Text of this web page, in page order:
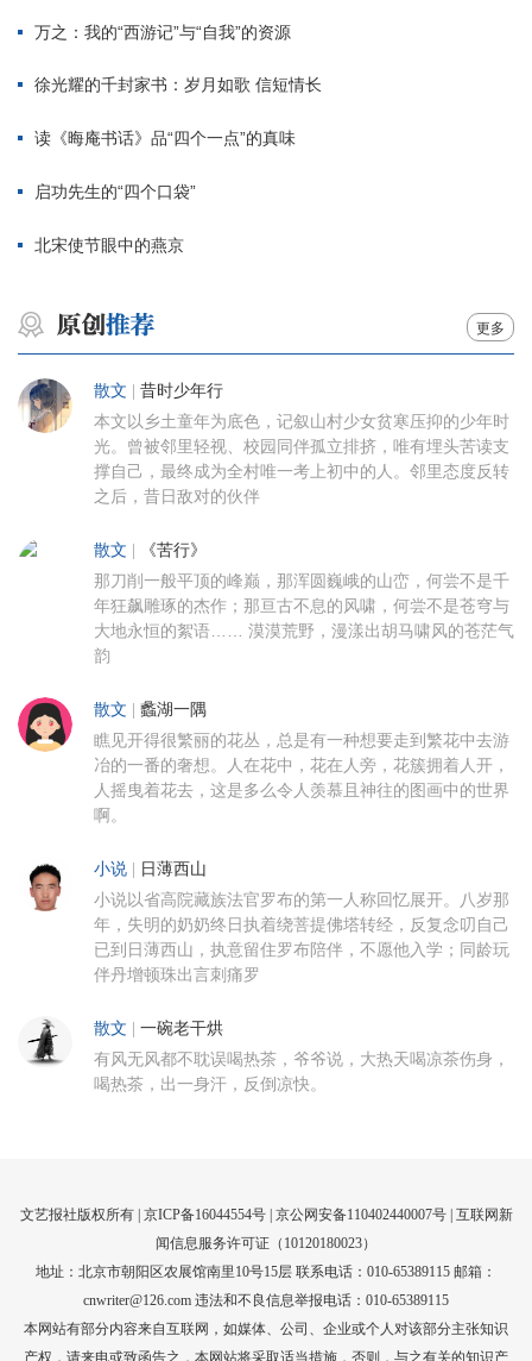
万之：我的“西游记”与“自我”的资源
徐光耀的千封家书：岁月如歌 信短情长
读《晦庵书话》品“四个一点”的真味
启功先生的“四个口袋”
北宋使节眼中的燕京
更多
散文 昔时少年行
本文以乡土童年为底色，记叙山村少女贫寒压抑的少年时
光。曾被邻里轻视、校园同伴孤立排挤，唯有埋头苦读支
撑自己，最终成为全村唯一考上初中的人。邻里态度反转
之后，昔日敌对的伙伴
散文 《苦行》
那刀削一般平顶的峰巅，那浑圆巍峨的山峦，何尝不是千
年狂飙雕琢的杰作；那亘古不息的风啸，何尝不是苍穹与
大地永恒的絮语…… 漠漠荒野，漫漾出胡马啸风的苍茫气
韵
散文 蠡湖一隅
瞧见开得很繁丽的花丛，总是有一种想要走到繁花中去游
冶的一番的奢想。人在花中，花在人旁，花簇拥着人开，
人摇曳着花去，这是多么令人羡慕且神往的图画中的世界
啊。
小说 日薄西山
小说以省高院藏族法官罗布的第一人称回忆展开。八岁那
年，失明的奶奶终日执着绕菩提佛塔转经，反复念叨自己
已到日薄西山，执意留住罗布陪伴，不愿他入学；同龄玩
伴丹增顿珠出言刺痛罗
散文 一碗老干烘
有风无风都不耽误喝热茶，爷爷说，大热天喝凉茶伤身，
喝热茶，出一身汗，反倒凉快。
文艺报社版权所有 | 京ICP备16044554号| 京公网安备110402440007号 | 互联网新
闻信息服务许可证（10120180023）
地址：北京市朝阳区农展馆南里10号15层 联系电话：010-65389115 邮箱：
cnwriter@126.com 违法和不良信息举报电话：010-65389115
本网站有部分内容来自互联网，如媒体、公司、企业或个人对该部分主张知识
产权，请来电或致函告之，本网站将采取适当措施，否则，与之有关的知识产